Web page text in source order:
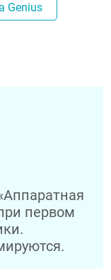
Genius
первом